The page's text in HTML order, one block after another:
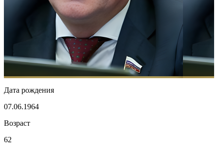
Дата рождения
07.06.1964
Возраст
62